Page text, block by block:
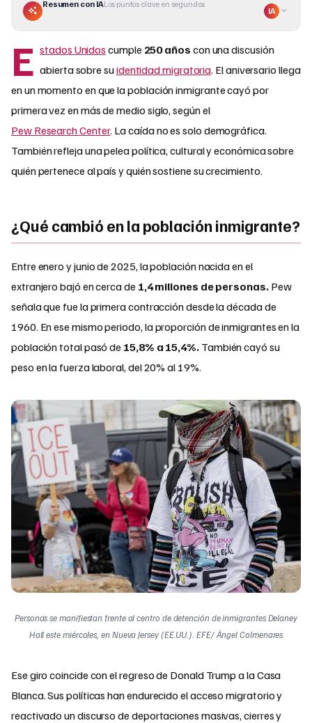
Resumen con IALos puntos clave en segundos
IA
E stados Unidos cumple 250 años con una discusión
abierta sobre suidentidad migratoria. El aniversario llega
en un momento en que la población inmigrante cayó por
primera vez en más de medio siglo, según el
Pew Research Center. La caída no es solo demográfica.
También refleja una pelea política, cultural y económica sobre
quién pertenece al país y quién sostiene su crecimiento.
¿Qué cambió en la población inmigrante?
Entre enero y junio de 2025, la población nacida en el
extranjero bajó en cerca de 1,4 millones de personas.Pew
señala que fue la primera contracción desde la década de
1960. En ese mismo periodo, la proporción de inmigrantes en la
población total pasó de 15,8% a 15,4%.También cayó su
peso en la fuerza laboral, del 20% al 19%.
Personas se manifiestan frente al centro de detención de inmigrantes Delaney
Hall este miércoles, en Nueva Jersey (EE.UU.). EFE/ Ángel Colmenares
Ese giro coincide con el regreso de Donald Trump a la Casa
Blanca. Sus políticas han endurecido el acceso migratorio y
reactivado un discurso de deportaciones masivas, cierres y